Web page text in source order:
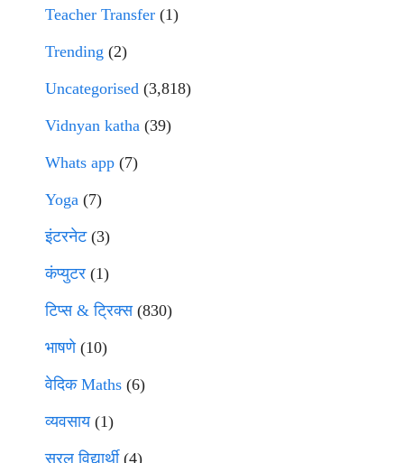
Teacher Transfer (1)
Trending (2)
Uncategorised (3,818)
Vidnyan katha (39)
Whats app (7)
Yoga (7)
इंटरनेट(3)
कंप्युटर (1)
टिप्स & ट्रिक्स(830)
भाषणे(10)
वेदिक Maths (6)
व्यवसाय(1)
सरल विद्यार्थी(4)